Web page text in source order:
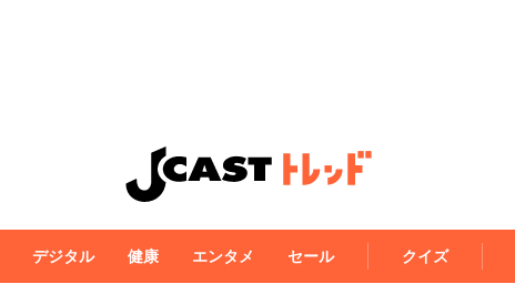
デジタル 健康 エンタメ セール クイズ